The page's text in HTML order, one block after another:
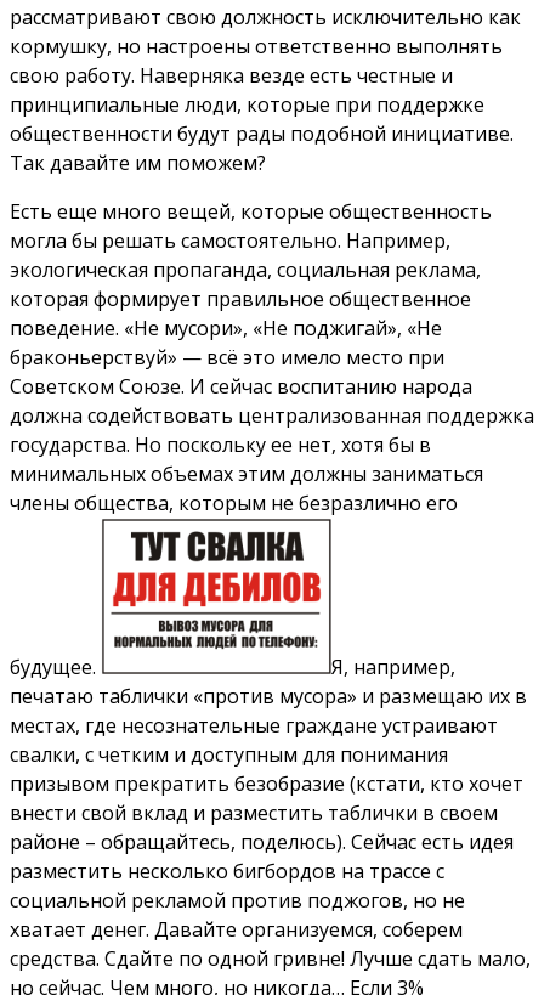
рассматривают свою должность исключительно как
кормушку, но настроены ответственно выполнять
свою работу. Наверняка везде есть честные и
принципиальные люди, которые при поддержке
общественности будут рады подобной инициативе.
Так давайте им поможем?
Есть еще много вещей, которые общественность
могла бы решать самостоятельно. Например,
экологическая пропаганда, социальная реклама,
которая формирует правильное общественное
поведение. «Не мусори», «Не поджигай», «Не
браконьерствуй» — всё это имело место при
Советском Союзе. И сейчас воспитанию народа
должна содействовать централизованная поддержка
государства. Но поскольку ее нет, хотя бы в
минимальных объемах этим должны заниматься
члены общества, которым не безразлично его
будущее.
Я, например,
печатаю таблички «против мусора» и размещаю их в
местах, где несознательные граждане устраивают
свалки, с четким и доступным для понимания
призывом прекратить безобразие (кстати, кто хочет
внести свой вклад и разместить таблички в своем
районе – обращайтесь, поделюсь). Сейчас есть идея
разместить несколько бигбордов на трассе с
социальной рекламой против поджогов, но не
хватает денег. Давайте организуемся, соберем
средства. Сдайте по одной гривне! Лучше сдать мало,
но сейчас. Чем много, но никогда… Если 3%